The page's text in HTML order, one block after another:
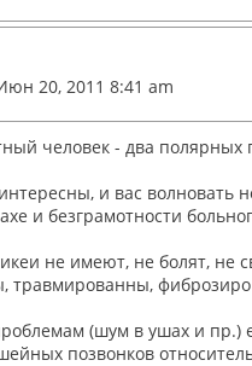
20, 2011 8:41 am
человек - два
и вас волновать
и безграмотности
не имеют, не болят, не
(шум в ушах и пр.)
позвонков